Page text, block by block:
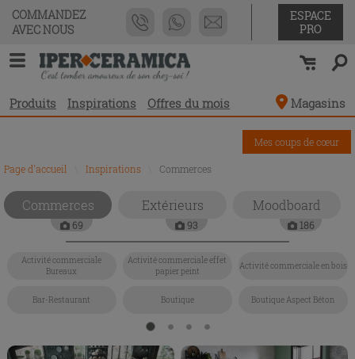
COMMANDEZ
AVEC NOUS
ESPACE
PRO
Produits Inspirations Offres du mois Magasins
Page d'accueil Inspirations Commerces
Mes coups de cœur
Commerces
69
Extérieurs
93
Moodboard
186
Activité commerciale
Bureaux
Activité commerciale effet
papier peint
Activité commerciale en bois
Bar-Restaurant Boutique Boutique Aspect Béton